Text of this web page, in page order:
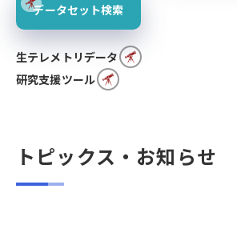
データセット検索
生テレメトリデータ
研究支援ツール
トピックス・お知らせ